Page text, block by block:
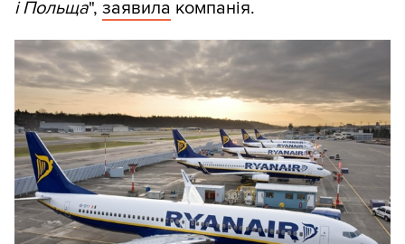
і Польща", заявила компанія.